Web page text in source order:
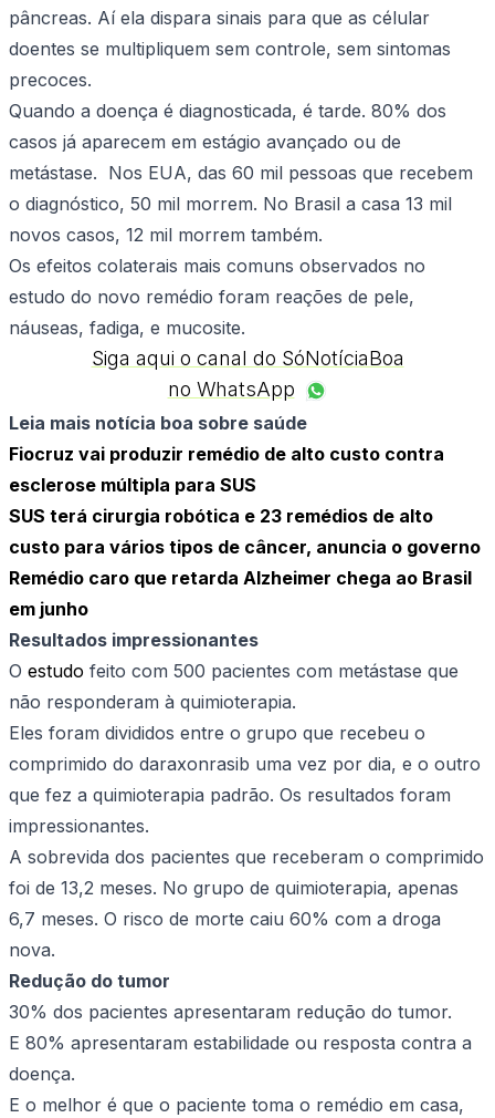
pâncreas. Aí ela dispara sinais para que as célular
doentes se multipliquem sem controle, sem sintomas
precoces.
Quando a doença é diagnosticada, é tarde. 80% dos
casos já aparecem em estágio avançado ou de
metástase. Nos EUA, das 60 mil pessoas que recebem
o diagnóstico, 50 mil morrem. No Brasil a casa 13 mil
novos casos, 12 mil morrem também.
Os efeitos colaterais mais comuns observados no
estudo do novo remédio foram reações de pele,
náuseas, fadiga, e mucosite.
Siga aqui o canal do SóNotíciaBoa
no WhatsApp
Leia mais notícia boa sobre saúde
Fiocruz vai produzir remédio de alto custo contra
esclerose múltipla para SUS
SUS terá cirurgia robótica e 23 remédios de alto
custo para vários tipos de câncer, anuncia o governo
Remédio caro que retarda Alzheimer chega ao Brasil
em junho
Resultados impressionantes
O estudo feito com 500 pacientes com metástase que
não responderam à quimioterapia.
Eles foram divididos entre o grupo que recebeu o
comprimido do daraxonrasib uma vez por dia, e o outro
que fez a quimioterapia padrão. Os resultados foram
impressionantes.
A sobrevida dos pacientes que receberam o comprimido
foi de 13,2 meses. No grupo de quimioterapia, apenas
6,7 meses. O risco de morte caiu 60% com a droga
nova.
Redução do tumor
30% dos pacientes apresentaram redução do tumor.
E 80% apresentaram estabilidade ou resposta contra a
doença.
E o melhor é que o paciente toma o remédio em casa,